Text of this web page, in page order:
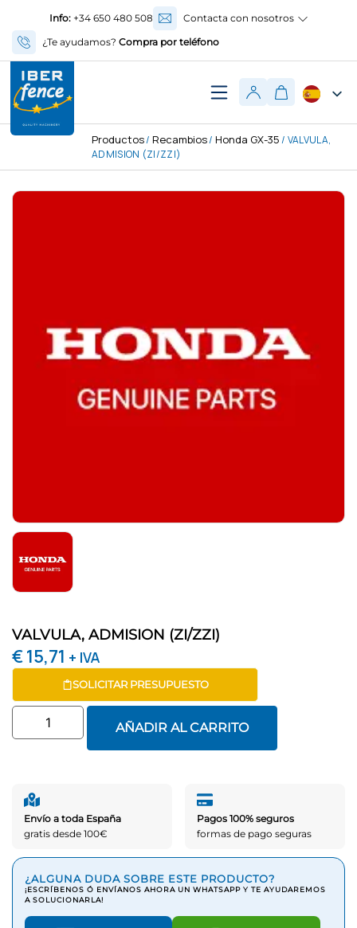
Info:+34 650 480 508
Contacta con nosotros
¿Te ayudamos? Compra por teléfono
Productos/ Recambios/ Honda GX-35/ VALVULA,
ADMISION (ZI/ZZI)
VALVULA, ADMISION (ZI/ZZI)
€15,71 + IVA
SOLICITAR PRESUPUESTO
AÑADIR AL CARRITO
Envío a toda España
gratis desde 100€
Pagos 100% seguros
formas de pago seguras
¿ALGUNA DUDA SOBRE ESTE PRODUCTO?
¡ESCRÍBENOS Ó ENVÍANOS AHORA UN WHATSAPP Y TE AYUDAREMOS
A SOLUCIONARLA!